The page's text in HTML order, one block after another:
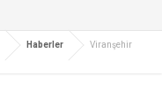
Haberler Viranşehir